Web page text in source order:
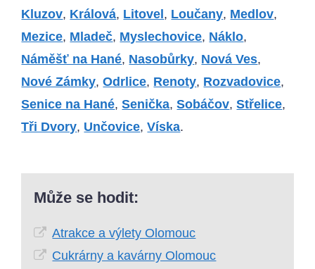
Kluzov, Králová, Litovel , Loučany, Medlov,
Mezice, Mladeč, Myslechovice, Náklo,
Náměšť na Hané, Nasobůrky, Nová Ves,
Nové Zámky,Odrlice, Renoty, Rozvadovice,
Senice na Hané,Senička,Sobáčov,Střelice,
Tři Dvory, Unčovice,Víska.
Může se hodit:
Atrakce a výlety Olomouc
Cukrárny a kavárny Olomouc